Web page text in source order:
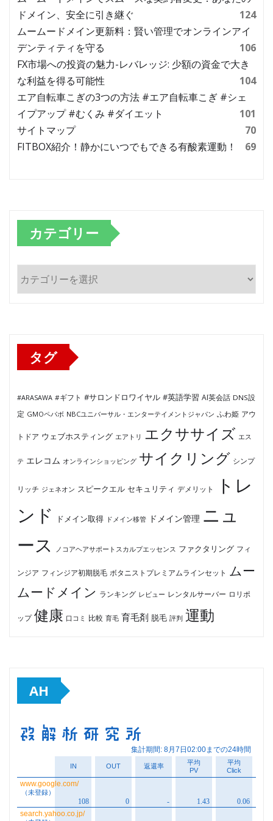
ドメイン、安全に引き継ぐ
124
ムームードメイン更新料：賢い管理でオンラインアイ
デンティティを守る
106
FX市場への投資の魅力-レバレッジ: 少額の資金で大き
な利益を得る可能性
104
エア自転車こぎの3つの方法 #エア自転車こぎ #シェ
イプアップ #むくみ #ダイエット
101
サイトマップ
70
FITBOX紹介！静かにいつでもできる有酸素運動！
69
カテゴリー
テ
タグ
#ARASAWA #ギフト #サロンドロワイヤル #英語学習 AI英会話 DNS設
定 GMOペパボ NBCユニバーサル・エンターテイメントジャパン ふわ姫 アウ
トドア ウェブホスティング エアトリ エクササイズ エス
テ エレコム オンラインショッピング サイクリング シンプ
リッチ ジェネオン スピークエル セキュリティ デメリット
トレ
ンド
ドメイン取得 ドメイン移管 ドメイン管理 ニュ
ース
ノコアヘアサポートスカルプエッセンス ファクタリング フィ
ンジア フィンジア初期脱毛 ボタニストプレミアムラインセット ムー
ムードメイン ランキング レビュー レンタルサーバー ロリポ
ップ 健康 口コミ 比較 育毛 育毛剤 脱毛 評判 運動
AH